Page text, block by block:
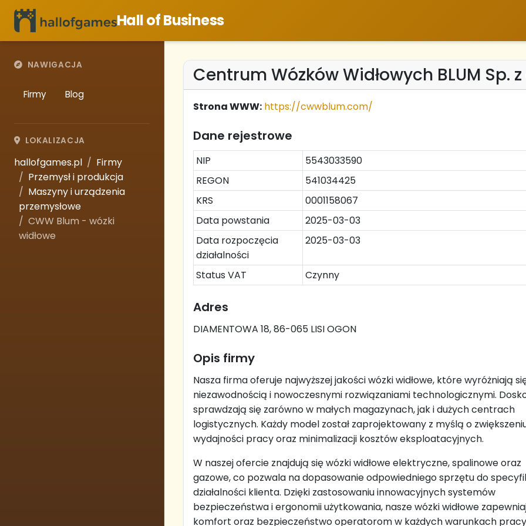
Hall of Business
NAWIGACJA
Firmy Blog
LOKALIZACJA
hallofgames.pl
Firmy
Przemysł i produkcja
Maszyny i urządzenia
przemysłowe
CWW Blum - wózki
widłowe
Centrum Wózków Widłowych BLUM Sp. z
Strona WWW: https://cwwblum.com/
Dane rejestrowe
NIP
5543033590
REGON
541034425
KRS
0001158067
Data powstania
2025-03-03
Data rozpoczęcia
działalności
2025-03-03
Status VAT Czynny
Adres
DIAMENTOWA 18, 86-065 LISI OGON
Opis firmy
Nasza firma oferuje najwyższej jakości wózki widłowe, które wyróżniają
niezawodnością i nowoczesnymi rozwiązaniami technologicznymi.
sprawdzają się zarówno w małych magazynach, jak i dużych centrach
logistycznych. Każdy model został zaprojektowany z myślą o
wydajności pracy oraz minimalizacji kosztów eksploatacyjnych.
W naszej ofercie znajdują się wózki widłowe elektryczne, spalinowe oraz
gazowe, co pozwala na dopasowanie odpowiedniego sprzętu do
działalności klienta. Dzięki zastosowaniu innowacyjnych systemów
bezpieczeństwa i ergonomii użytkowania, nasze wózki widłowe
komfort oraz bezpieczeństwo operatorom w każdych warunkach